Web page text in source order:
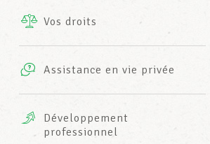
INFO-CENTER
Vos droits
Assistance en vie privée
complémentaires
AXA
Développement
professionnel